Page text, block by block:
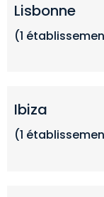
Lisbonne
(1
Ibiza
(1